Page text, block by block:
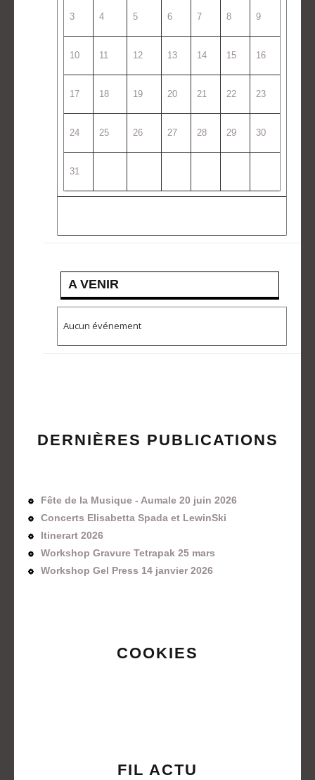
3 4 5 6 7 8 9
10 11 12 13 14 15 16
17 18 19 20 21 22 23
24 25 26 27 28 29 30
31
A VENIR
Aucun événement
DERNIÈRES PUBLICATIONS
Fête de la Musique - Aumale 20 juin 2026
Concerts Elisabetta Spada et LewinSki
Itinerart 2026
Workshop Gravure Tetrapak 25 mars
Workshop Gel Press 14 janvier 2026
COOKIES
FIL ACTU